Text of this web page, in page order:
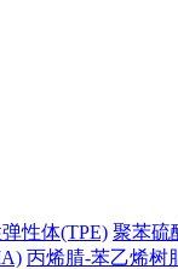
性体(TPE) 聚苯硫
丙烯腈-苯乙烯树